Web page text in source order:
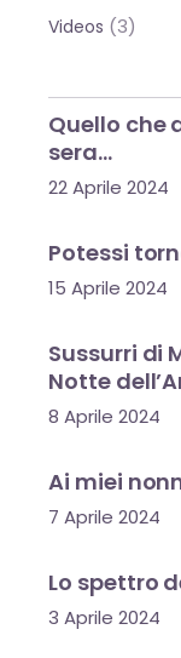
Videos (3)
Quello che
sera…
22 Aprile 2024
Potessi
15 Aprile 2024
Sussurri di
Notte
8 Aprile 2024
Ai miei
7 Aprile 2024
Lo spettro
3 Aprile 2024